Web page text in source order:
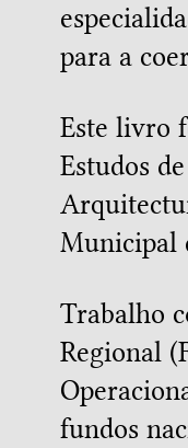
para a
Este livro
Estudos
Municipal
Trabalho
Regional
fundos